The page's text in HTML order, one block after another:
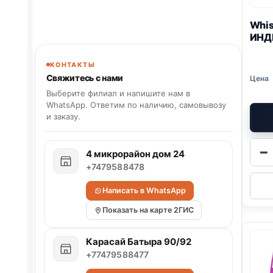
−
КОНТАКТЫ
Свяжитесь с нами
Выберите филиал и напишите нам в
WhatsApp. Ответим по наличию, самовывозу
и заказу.
4 микрорайон дом 24
+7479588478
Написать в WhatsApp
Показать на карте 2ГИС
Карасай Батыра 90/92
+77479588477